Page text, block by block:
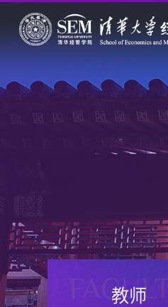
教师